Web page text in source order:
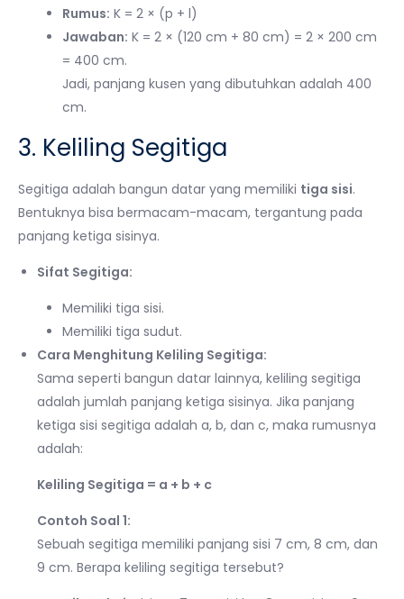
Rumus: K = 2 × (p + l)
Jawaban: K = 2 × (120 cm + 80 cm) = 2 × 200 cm
= 400 cm.
Jadi, panjang kusen yang dibutuhkan adalah 400
cm.
3. Keliling Segitiga
Segitiga adalah bangun datar yang memiliki tiga sisi.
Bentuknya bisa bermacam-macam, tergantung pada
panjang ketiga sisinya.
Sifat Segitiga:
Memiliki tiga sisi.
Memiliki tiga sudut.
Cara Menghitung Keliling Segitiga:
Sama seperti bangun datar lainnya, keliling segitiga
adalah jumlah panjang ketiga sisinya. Jika panjang
ketiga sisi segitiga adalah a, b, dan c, maka rumusnya
adalah:
Keliling Segitiga = a + b + c
Contoh Soal 1:
Sebuah segitiga memiliki panjang sisi 7 cm, 8 cm, dan
9 cm. Berapa keliling segitiga tersebut?